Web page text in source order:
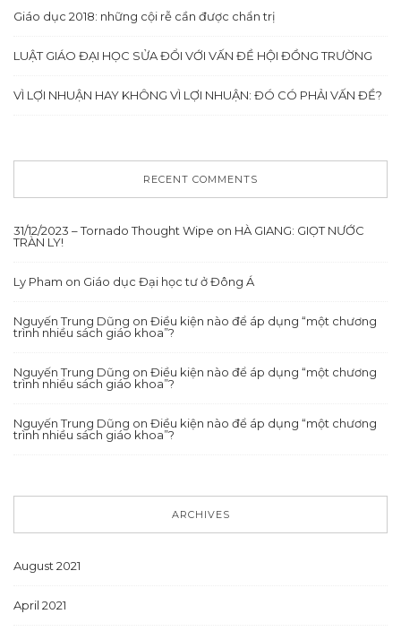
Giáo dục 2018: những cội rễ cần được chẩn trị
LUẬT GIÁO ĐẠI HỌC SỬA ĐỔI VỚI VẤN ĐỀ HỘI ĐỒNG TRƯỜNG
VÌ LỢI NHUẬN HAY KHÔNG VÌ LỢI NHUẬN: ĐÓ CÓ PHẢI VẤN ĐỀ?
RECENT COMMENTS
31/12/2023 – Tornado Thought Wipe on HÀ GIANG: GIỌT NƯỚC
TRÀN LY!
Ly Pham on Giáo dục Đại học tư ở Đông Á
Nguyến Trung Dũng on Điều kiện nào để áp dụng “một chương
trình nhiều sách giáo khoa”?
Nguyến Trung Dũng on Điều kiện nào để áp dụng “một chương
trình nhiều sách giáo khoa”?
Nguyến Trung Dũng on Điều kiện nào để áp dụng “một chương
trình nhiều sách giáo khoa”?
ARCHIVES
August 2021
April 2021